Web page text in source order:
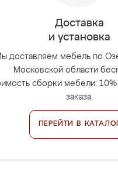
Доставка
и установка
доставляем мебель по
Московской области
сборки мебели: 10%
заказа.
ПЕРЕЙТИ В